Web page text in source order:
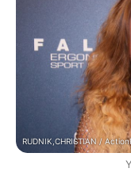
RUDNIK,CHRISTIAN /